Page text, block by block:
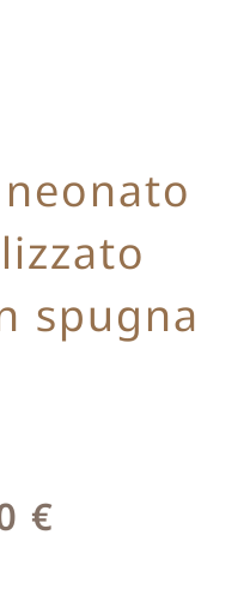
spugna
€